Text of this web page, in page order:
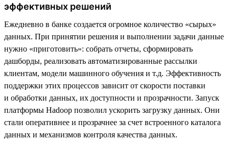
эффективных решений
Ежедневно в банке создается огромное количество «сырых»
данных. При принятии решения и выполнении задачи данные
нужно «приготовить»: собрать отчеты, сформировать
дашборды, реализовать автоматизированные рассылки
клиентам, модели машинного обучения и т.д. Эффективность
поддержки этих процессов зависит от скорости поставки
и обработки данных, их доступности и прозрачности. Запуск
платформы Hadoop позволил ускорить загрузку данных. Они
стали оперативнее и прозрачнее за счет встроенного каталога
данных и механизмов контроля качества данных.